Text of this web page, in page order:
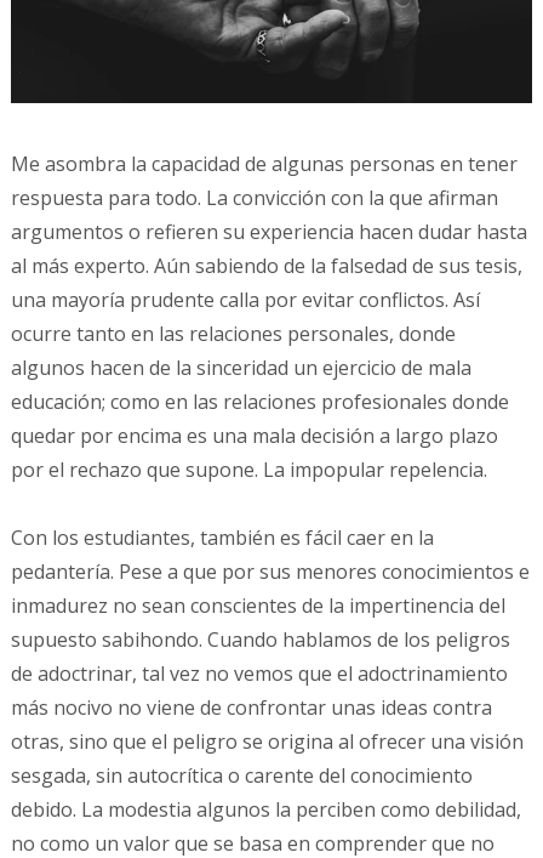
Me asombra la capacidad de algunas personas en tener
respuesta para todo. La convicción con la que afirman
argumentos o refieren su experiencia hacen dudar hasta
al más experto. Aún sabiendo de la falsedad de sus tesis,
una mayoría prudente calla por evitar conflictos. Así
ocurre tanto en las relaciones personales, donde
algunos hacen de la sinceridad un ejercicio de mala
educación; como en las relaciones profesionales donde
quedar por encima es una mala decisión a largo plazo
por el rechazo que supone. La impopular repelencia.
Con los estudiantes, también es fácil caer en la
pedantería. Pese a que por sus menores conocimientos e
inmadurez no sean conscientes de la impertinencia del
supuesto sabihondo. Cuando hablamos de los peligros
de adoctrinar, tal vez no vemos que el adoctrinamiento
más nocivo no viene de confrontar unas ideas contra
otras, sino que el peligro se origina al ofrecer una visión
sesgada, sin autocrítica o carente del conocimiento
debido. La modestia algunos la perciben como debilidad,
no como un valor que se basa en comprender que no